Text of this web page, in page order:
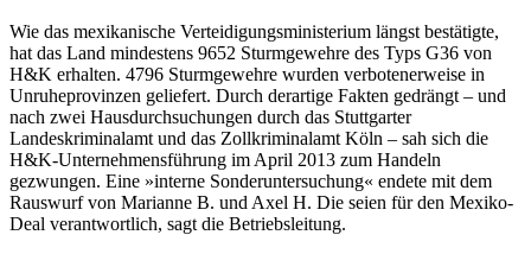
Wie das mexikanische Verteidigungsministerium längst bestätigte,
hat das Land mindestens 9652 Sturmgewehre des Typs G36 von
H&K erhalten. 4796 Sturmgewehre wurden verbotenerweise in
Unruheprovinzen geliefert. Durch derartige Fakten gedrängt – und
nach zwei Hausdurchsuchungen durch das Stuttgarter
Landeskriminalamt und das Zollkriminalamt Köln – sah sich die
H&K-Unternehmensführung im April 2013 zum Handeln
gezwungen. Eine »interne Sonderuntersuchung« endete mit dem
Rauswurf von Marianne B. und Axel H. Die seien für den Mexiko-
Deal verantwortlich, sagt die Betriebsleitung.